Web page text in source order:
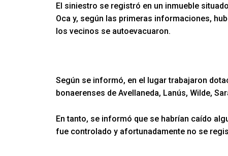
El siniestro se registró en un inmueble
Oca y, según las primeras informaciones,
los vecinos se autoevacuaron.
Según se informó, en el lugar trabajaron
bonaerenses de Avellaneda, Lanús, Wilde,
En tanto, se informó que se habrían caído
fue controlado y afortunadamente no se